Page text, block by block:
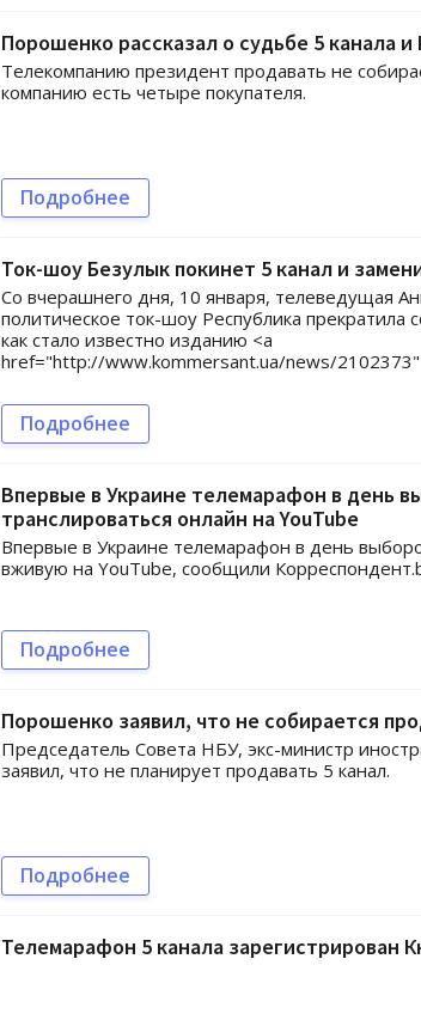
Порошенко рассказал о судьбе 5 канала и
Телекомпанию президент продавать не
компанию есть четыре покупателя.
Подробнее
Ток-шоу Безулык покинет 5 канал и
Со вчерашнего дня, 10 января, телеведущая
политическое ток-шоу Республика прекратила
как стало известно изданию <a
href="http://www.kommersant.ua/news/
Подробнее
Впервые в Украине телемарафон в день
транслироваться онлайн на YouTube
Впервые в Украине телемарафон в день
вживую на YouTube, сообщили
Подробнее
Порошенко заявил, что не собирается
Председатель Совета НБУ, экс-министр
заявил, что не планирует продавать 5 канал.
Подробнее
Телемарафон 5 канала зарегистрирован